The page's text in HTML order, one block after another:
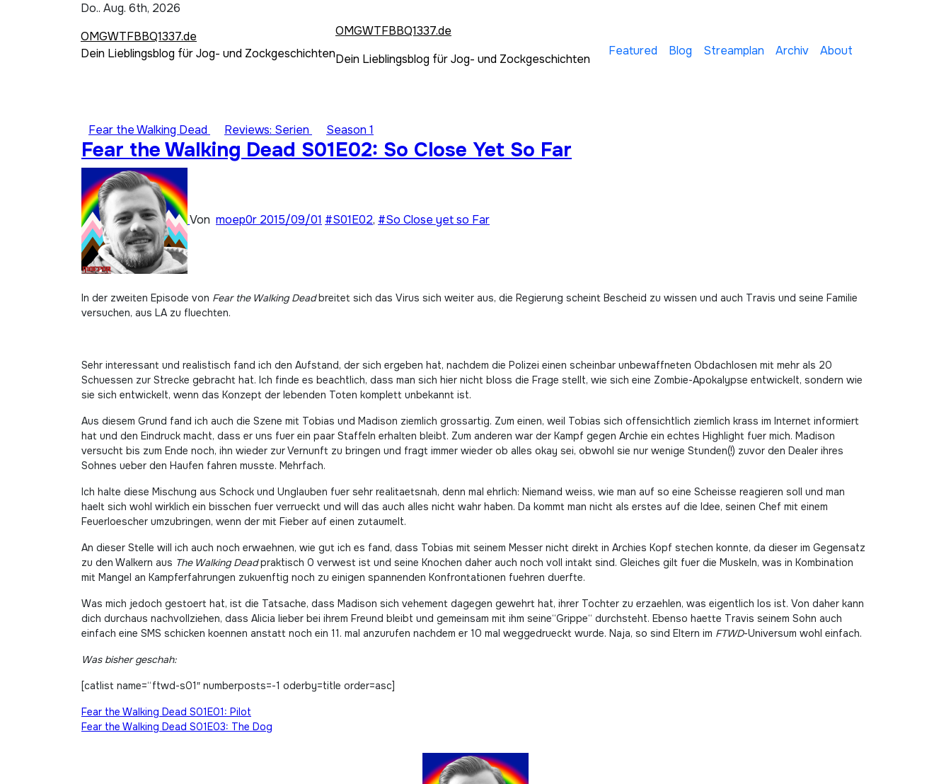
Do.. Aug. 6th, 2026
OMGWTFBBQ1337.de
Dein Lieblingsblog für Jog- und Zockgeschichten
OMGWTFBBQ1337.de
Dein Lieblingsblog für Jog- und Zockgeschichten
Featured Blog Streamplan Archiv About
Fear the Walking Dead Reviews: Serien Season 1
Fear the Walking Dead S01E02: So Close Yet So Far
Von moep0r 2015/09/01 #S01E02, #So Close yet so Far
In der zweiten Episode von Fear the Walking Deadbreitet sich das Virus sich weiter aus, die Regierung scheint Bescheid zu wissen und auch Travis und seine Familie
versuchen, aus LA zu fluechten.
Sehr interessant und realistisch fand ich den Aufstand, der sich ergeben hat, nachdem die Polizei einen scheinbar unbewaffneten Obdachlosen mit mehr als 20
Schuessen zur Strecke gebracht hat. Ich finde es beachtlich, dass man sich hier nicht bloss die Frage stellt, wie sich eine Zombie-Apokalypse entwickelt, sondern wie
sie sich entwickelt, wenn das Konzept der lebenden Toten komplett unbekannt ist.
Aus diesem Grund fand ich auch die Szene mit Tobias und Madison ziemlich grossartig. Zum einen, weil Tobias sich offensichtlich ziemlich krass im Internet informiert
hat und den Eindruck macht, dass er uns fuer ein paar Staffeln erhalten bleibt. Zum anderen war der Kampf gegen Archie ein echtes Highlight fuer mich. Madison
versucht bis zum Ende noch, ihn wieder zur Vernunft zu bringen und fragt immer wieder ob alles okay sei, obwohl sie nur wenige Stunden(!) zuvor den Dealer ihres
Sohnes ueber den Haufen fahren musste. Mehrfach.
Ich halte diese Mischung aus Schock und Unglauben fuer sehr realitaetsnah, denn mal ehrlich: Niemand weiss, wie man auf so eine Scheisse reagieren soll und man
haelt sich wohl wirklich ein bisschen fuer verrueckt und will das auch alles nicht wahr haben. Da kommt man nicht als erstes auf die Idee, seinen Chef mit einem
Feuerloescher umzubringen, wenn der mit Fieber auf einen zutaumelt.
An dieser Stelle will ich auch noch erwaehnen, wie gut ich es fand, dass Tobias mit seinem Messer nicht direkt in Archies Kopf stechen konnte, da dieser im Gegensatz
zu den Walkern aus The Walking Deadpraktisch 0 verwest ist und seine Knochen daher auch noch voll intakt sind. Gleiches gilt fuer die Muskeln, was in Kombination
mit Mangel an Kampferfahrungen zukuenftig noch zu einigen spannenden Konfrontationen fuehren duerfte.
Was mich jedoch gestoert hat, ist die Tatsache, dass Madison sich vehement dagegen gewehrt hat, ihrer Tochter zu erzaehlen, was eigentlich los ist. Von daher kann
dich durchaus nachvollziehen, dass Alicia lieber bei ihrem Freund bleibt und gemeinsam mit ihm seine“Grippe“ durchsteht. Ebenso haette Travis seinem Sohn auch
einfach eine SMS schicken koennen anstatt noch ein 11. mal anzurufen nachdem er 10 mal weggedrueckt wurde. Naja, so sind Eltern im FTWD-Universum wohl einfach.
Was bisher geschah:
[catlist name=“ftwd-s01″ numberposts=-1 oderby=title order=asc]
Beitragsnavigation
Fear the Walking Dead S01E01: Pilot
Fear the Walking Dead S01E03: The Dog